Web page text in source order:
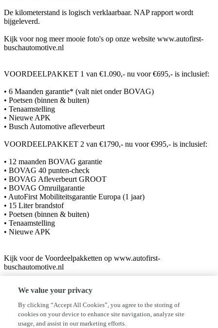
De kilometerstand is logisch verklaarbaar. NAP rapport wordt
bijgeleverd.
Kijk voor nog meer mooie foto's op onze website www.autofirst-
buschautomotive.nl
VOORDEELPAKKET 1 van €1.090,- nu voor €695,- is inclusief:
• 6 Maanden garantie* (valt niet onder BOVAG)
• Poetsen (binnen & buiten)
• Tenaamstelling
• Nieuwe APK
• Busch Automotive afleverbeurt
VOORDEELPAKKET 2 van €1790,- nu voor €995,- is inclusief:
• 12 maanden BOVAG garantie
• BOVAG 40 punten-check
• BOVAG Afleverbeurt GROOT
• BOVAG Omruilgarantie
• AutoFirst Mobiliteitsgarantie Europa (1 jaar)
• 15 Liter brandstof
• Poetsen (binnen & buiten)
• Tenaamstelling
• Nieuwe APK
Kijk voor de Voordeelpakketten op www.autofirst-
buschautomotive.nl
Welkom bij Busch Automotive
Busch Automotive is een bedrijf met ruim 28 jaar ervaring binnen de
Autobranche. Door onze ervaring met in- en verkoop van nieuwe en
We value your privacy
By clicking “Accept All Cookies”, you agree to the storing of
cookies on your device to enhance site navigation, analyze site
usage, and assist in our marketing efforts.